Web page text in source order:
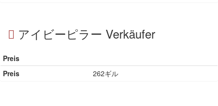
アイビーピラー Verkäufer
Preis
Preis
262ギル